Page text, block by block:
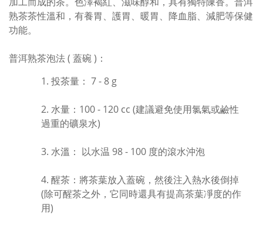
熟茶茶性溫和，有養胃、護胃、暖胃、降血脂、減肥等保健
功能。
普洱熟茶泡法 ( 蓋碗 ) ：
投茶量： 7 - 8 g
水量：100 - 120 cc (建議避免使用氯氣或鹼性
過重的礦泉水)
水溫： 以水温 98 - 100 度的滾水沖泡
醒茶：將茶葉放入蓋碗，然後注入熱水後倒掉
(除可醒茶之外，它同時還具有提高茶葉凈度的作
用)